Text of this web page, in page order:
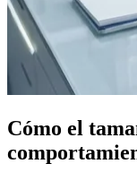
Cómo el